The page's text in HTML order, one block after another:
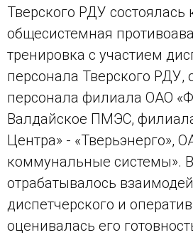
Тверского РДУ состоялась
общесистемная
тренировка с участием
персонала Тверского РДУ,
персонала филиала ОАО
Валдайское ПМЭС,
Центра» - «Тверьэнерго»,
коммунальные системы».
отрабатывалось
диспетчерского и
оценивалась его